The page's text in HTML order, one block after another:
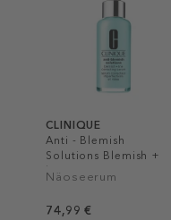
CLINIQUE
Anti - Blemish
Solutions Blemish +
line correcting Serum
Näoseerum
74,99 €